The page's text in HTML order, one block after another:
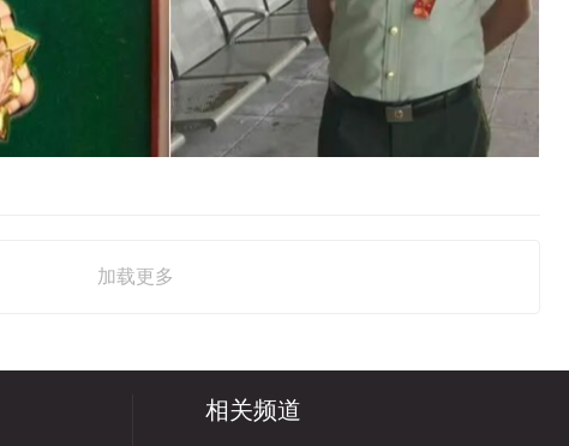
加载更多
相关频道